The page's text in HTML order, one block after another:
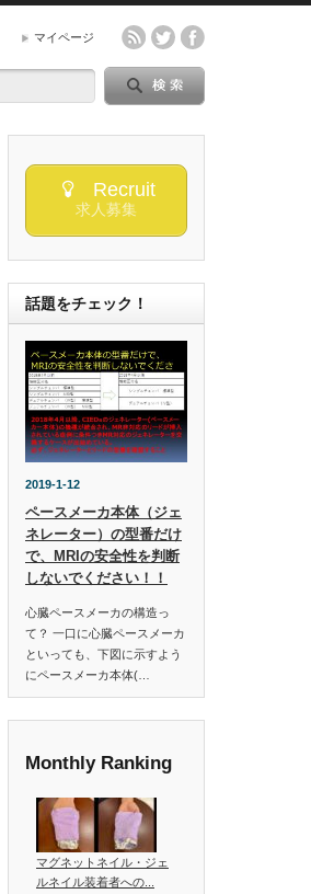
マイページ
Recruit
求人募集
話題をチェック！
2019-1-12
ペースメーカ本体（ジェ
ネレーター）の型番だけ
で、MRIの安全性を判断
しないでください！！
心臓ペースメーカの構造っ
て？ 一口に心臓ペースメーカ
といっても、下図に示すよう
にペースメーカ本体(…
Monthly Ranking
マグネットネイル・ジェ
ルネイル装着者への...